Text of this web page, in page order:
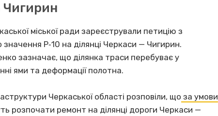
Чигирин
міської ради зареєстрували петицію з
Р‐10 на ділянці Черкаси — Чигирин.
зазначає, що ділянка траси перебуває у
ями та деформації полотна.
Черкаської області розповіли, що за умови
розпочати ремонт на ділянці дороги Черкаси —